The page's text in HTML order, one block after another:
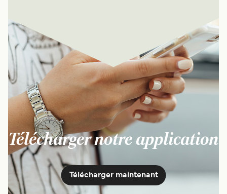
Télécharger notre application
Télécharger maintenant